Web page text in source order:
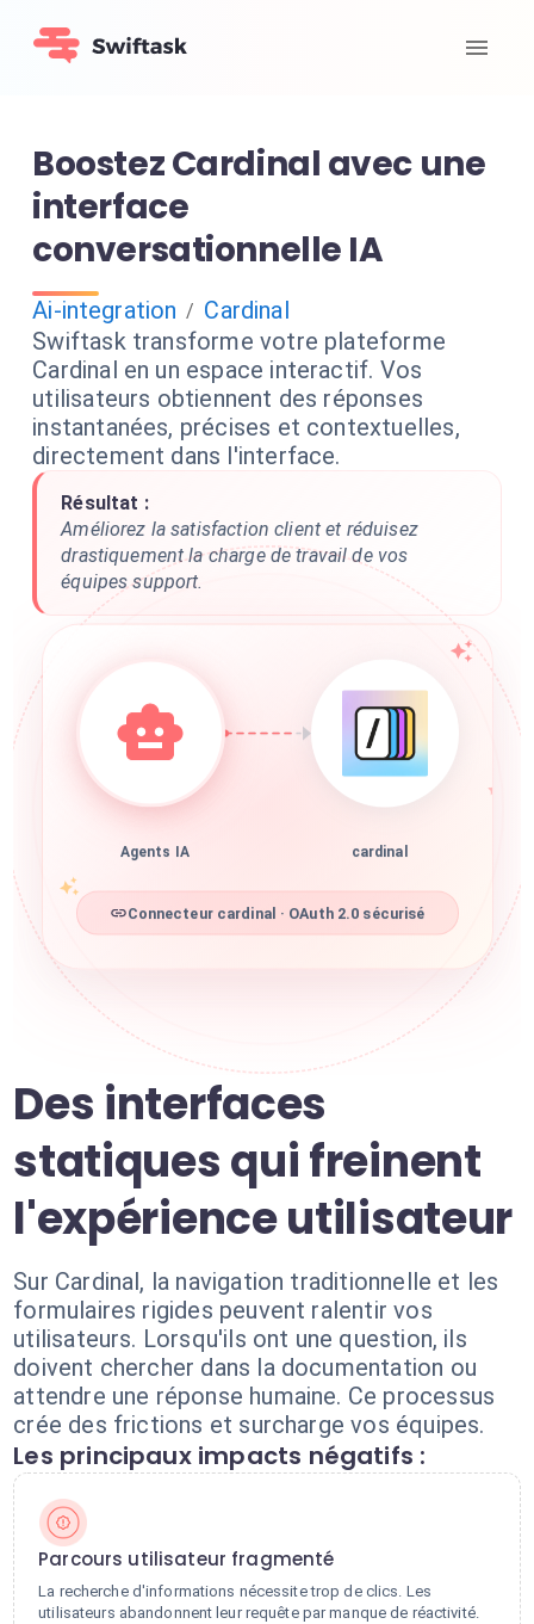
Boostez Cardinal avec une
interface
conversationnelle IA
Ai-integration / Cardinal
Swiftask transforme votre plateforme
Cardinal en un espace interactif. Vos
utilisateurs obtiennent des réponses
instantanées, précises et contextuelles,
directement dans l'interface.
Résultat :
Améliorez la satisfaction client et réduisez
drastiquement la charge de travail de vos
équipes support.
Agents IA cardinal
Connecteur cardinal · OAuth 2.0 sécurisé
Des interfaces
statiques qui freinent
l'expérience utilisateur
Sur Cardinal, la navigation traditionnelle et les
formulaires rigides peuvent ralentir vos
utilisateurs. Lorsqu'ils ont une question, ils
doivent chercher dans la documentation ou
attendre une réponse humaine. Ce processus
crée des frictions et surcharge vos équipes.
Les principaux impacts négatifs :
Parcours utilisateur fragmenté
La recherche d'informations nécessite trop de clics. Les
utilisateurs abandonnent leur requête par manque de réactivité.